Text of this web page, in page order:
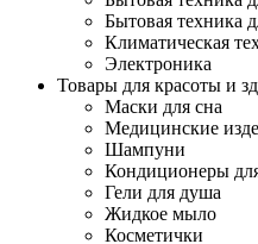
Бытовая техника
Климатическая
Электроника
Товары для красоты и
Маски для сна
Медицинские
Шампуни
Кондиционеры
Гели для душа
Жидкое мыло
Косметички